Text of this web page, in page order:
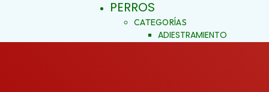
PERROS
CATEGORÍAS
ADIESTRAMIENTO